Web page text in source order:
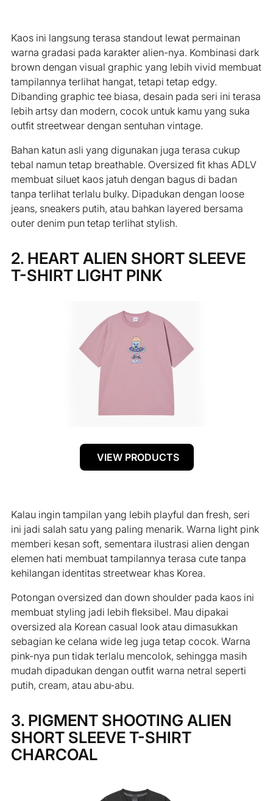
Kaos ini langsung terasa standout lewat permainan
warna gradasi pada karakter alien-nya. Kombinasi dark
brown dengan visual graphic yang lebih vivid membuat
tampilannya terlihat hangat, tetapi tetap edgy.
Dibanding graphic tee biasa, desain pada seri ini terasa
lebih artsy dan modern, cocok untuk kamu yang suka
outfit streetwear dengan sentuhan vintage.
Bahan katun asli yang digunakan juga terasa cukup
tebal namun tetap breathable. Oversized fit khas ADLV
membuat siluet kaos jatuh dengan bagus di badan
tanpa terlihat terlalu bulky. Dipadukan dengan loose
jeans, sneakers putih, atau bahkan layered bersama
outer denim pun tetap terlihat stylish.
2. HEART ALIEN SHORT SLEEVE
T-SHIRT LIGHT PINK
VIEW PRODUCTS
Kalau ingin tampilan yang lebih playful dan fresh, seri
ini jadi salah satu yang paling menarik. Warna light pink
memberi kesan soft, sementara ilustrasi alien dengan
elemen hati membuat tampilannya terasa cute tanpa
kehilangan identitas streetwear khas Korea.
Potongan oversized dan down shoulder pada kaos ini
membuat styling jadi lebih fleksibel. Mau dipakai
oversized ala Korean casual look atau dimasukkan
sebagian ke celana wide leg juga tetap cocok. Warna
pink-nya pun tidak terlalu mencolok, sehingga masih
mudah dipadukan dengan outfit warna netral seperti
putih, cream, atau abu-abu.
3. PIGMENT SHOOTING ALIEN
SHORT SLEEVE T-SHIRT
CHARCOAL